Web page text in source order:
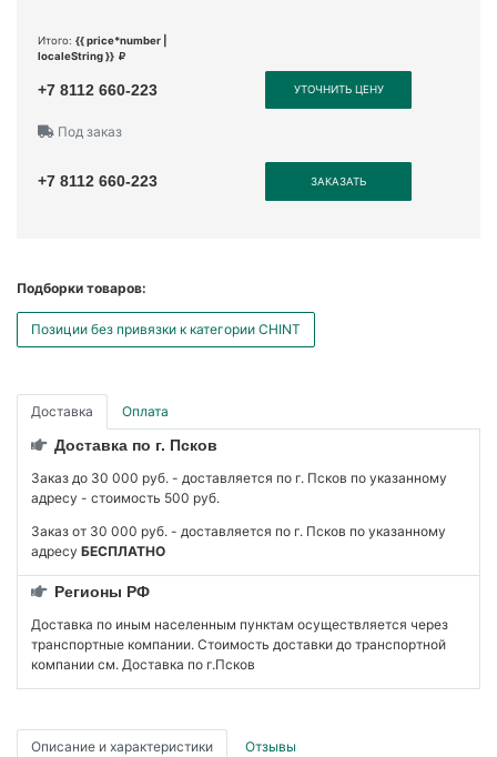
Итого: {{ price*number |
localeString }}
+7 8112 660-223 УТОЧНИТЬ ЦЕНУ
Под заказ
+7 8112 660-223 ЗАКАЗАТЬ
Подборки товаров:
Позиции без привязки к категории CHINT
Доставка Оплата
Доставка по г. Псков
Заказ до 30 000 руб. - доставляется по г. Псков по указанному
адресу - стоимость 500 руб.
Заказ от 30 000 руб. - доставляется по г. Псков по указанному
адресу БЕСПЛАТНО
Регионы РФ
Доставка по иным населенным пунктам осуществляется через
транспортные компании. Стоимость доставки до транспортной
компании см. Доставка по г.Псков
Описание и характеристики Отзывы